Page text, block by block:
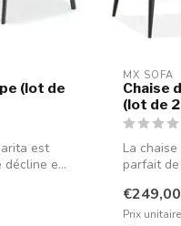
(lot de
est
e...
MX SOFA
Chaise
(lot de
La
parfait
€249,00
Prix